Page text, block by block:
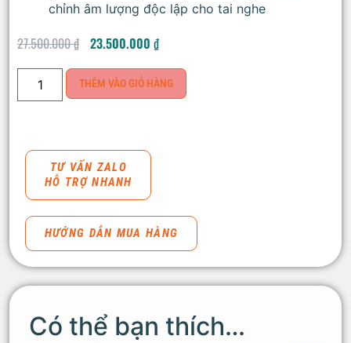
chỉnh âm lượng độc lập cho tai nghe
27.500.000₫ 23.500.000 ₫
THÊM VÀO GIỎ HÀNG
TƯ VẤN ZALO
HỖ TRỢ NHANH
HƯỚNG DẪN MUA HÀNG
Có thể bạn thích…